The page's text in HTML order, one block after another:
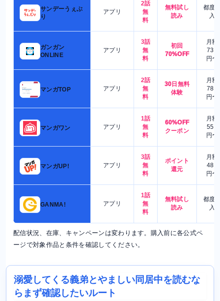
サンデーうぇぶ
り
アプリ
2話
無
料
無料試し
読み
都度
入
ガンガン
ONLINE
アプリ
3話
無
料
初回
70%OFF
月額
730
円〜
マンガTOP アプリ
2話
無
料
30日無料
体験
月額
780
円〜
マンガワン アプリ
1話
無
料
60%OFF
クーポン
月額
550
円〜
マンガUP! アプリ
3話
無
料
ポイント
還元
月額
480
円〜
GANMA! アプリ
1話
無
料
無料試し
読み
都度
入
配信状況、在庫、キャンペーンは変わります。購入前に各公式ペ
ージで対象作品と条件を確認してください。
溺愛してくる義弟とやましい同居中を読むな
らまず確認したいルート